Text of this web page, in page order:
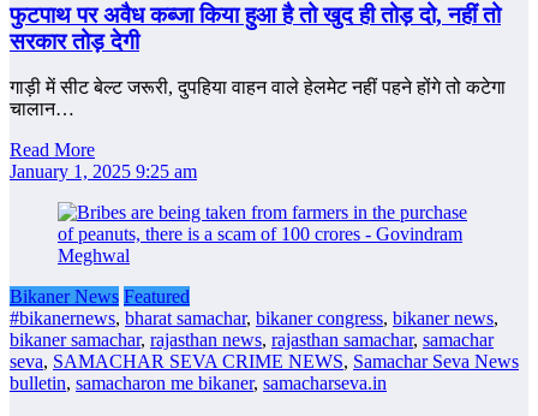
फुटपाथ पर अवैध कब्‍जा किया हुआ है तो खुद ही तोड़ दो, नहीं तो
सरकार तोड़ देगी
गाड़ी में सीट बेल्ट जरूरी, दुपहिया वाहन वाले हेलमेट नहीं पहने होंगे तो कटेगा
चालान…
Read More
January 1, 2025 9:25 am
Bikaner News Featured
#bikanernews, bharat samachar, bikaner congress, bikaner news,
bikaner samachar, rajasthan news, rajasthan samachar, samachar
seva, SAMACHAR SEVA CRIME NEWS, Samachar Seva News
bulletin, samacharon me bikaner, samacharseva.in